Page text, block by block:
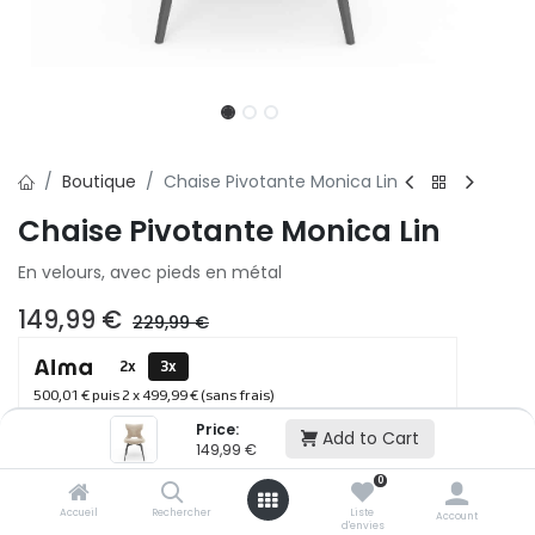
Price:
149,99 € Add to Cart
Accueil Rechercher
0
Liste
d'envies
Account
Boutique Chaise Pivotante Monica Lin
Chaise Pivotante Monica Lin
En velours, avec pieds en métal
149,99 € 229,99€
2x
3x
500,01 € puis 2 x 499,99 € (sans frais)
Ajouter au panier